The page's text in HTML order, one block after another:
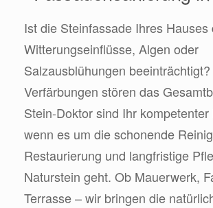
Ist die Steinfassade Ihres Hauses
Witterungseinflüsse, Algen oder
Salzausblühungen beeinträchtigt?
Verfärbungen stören das
Stein-Doktor sind Ihr kompetenter
wenn es um die schonende
Restaurierung und langfristige
Naturstein geht. Ob Mauerwerk,
Terrasse – wir bringen die